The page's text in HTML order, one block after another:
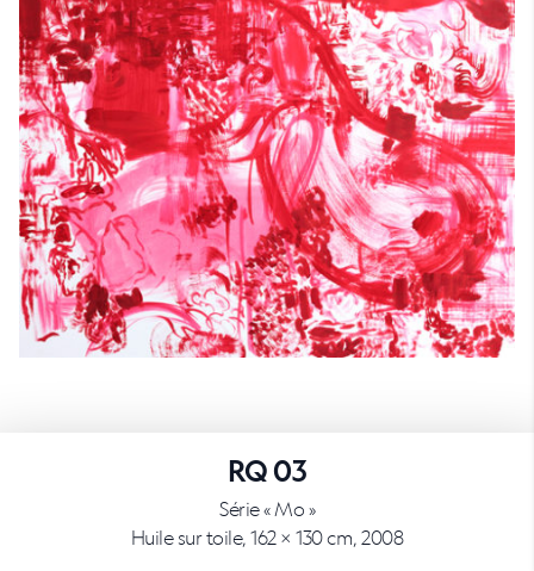
RQ 03
Série « Mo »
Huile sur toile, 162 × 130 cm, 2008